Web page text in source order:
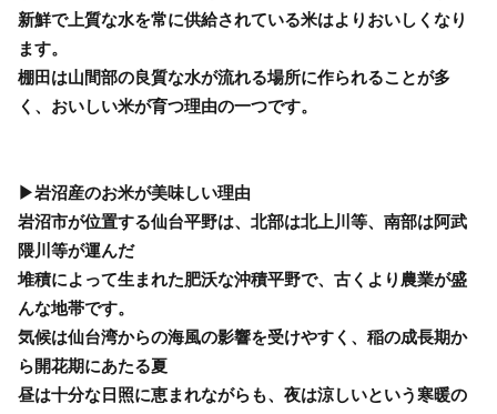
新鮮で上質な水を常に供給されている米はよりおいしくなり
ます。
棚田は山間部の良質な水が流れる場所に作られることが多
く、おいしい米が育つ理由の一つです。
▶岩沼産のお米が美味しい理由
岩沼市が位置する仙台平野は、北部は北上川等、南部は阿武
隈川等が運んだ
堆積によって生まれた肥沃な沖積平野で、古くより農業が盛
んな地帯です。
気候は仙台湾からの海風の影響を受けやすく、稲の成長期か
ら開花期にあたる夏
昼は十分な日照に恵まれながらも、夜は涼しいという寒暖の